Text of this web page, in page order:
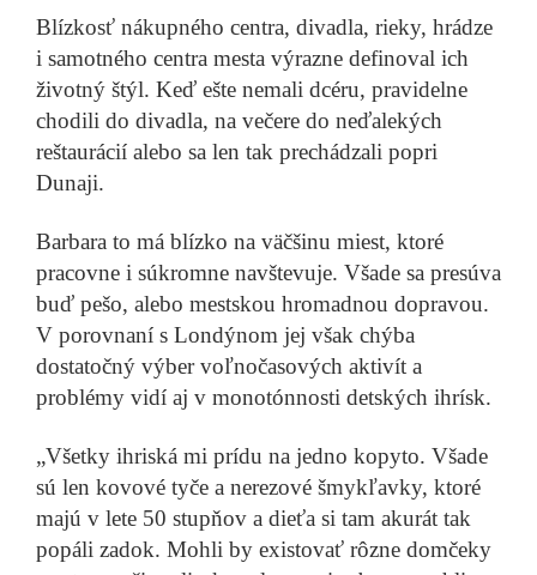
VŠETKY PRÍBEHY
Blízkosť nákupného centra, divadla, rieky, hrádze
i samotného centra mesta výrazne definoval ich
životný štýl. Keď ešte nemali dcéru, pravidelne
chodili do divadla, na večere do neďalekých
reštaurácií alebo sa len tak prechádzali popri
Dunaji.
Barbara to má blízko na väčšinu miest, ktoré
pracovne i súkromne navštevuje. Všade sa presúva
buď pešo, alebo mestskou hromadnou dopravou.
V porovnaní s Londýnom jej však chýba
dostatočný výber voľnočasových aktivít a
problémy vidí aj v monotónnosti detských ihrísk.
„Všetky ihriská mi prídu na jedno kopyto. Všade
sú len kovové tyče a nerezové šmykľavky, ktoré
majú v lete 50 stupňov a dieťa si tam akurát tak
popáli zadok. Mohli by existovať rôzne domčeky